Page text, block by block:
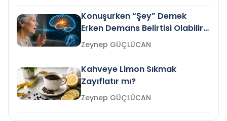
Konuşurken “Şey” Demek
Erken Demans Belirtisi Olabilir
mi?
Zeynep GÜÇLÜCAN
Kahveye Limon Sıkmak
Zayıflatır mı?
Zeynep GÜÇLÜCAN